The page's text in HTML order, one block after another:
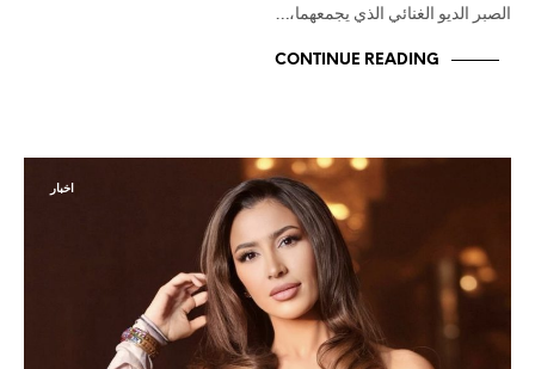
الصبر الديو الغنائي الذي يجمعهما،…
CONTINUE READING
اخبار